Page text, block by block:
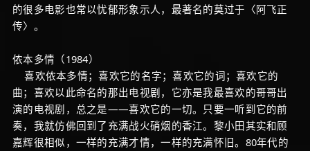
的很多电影也常以忧郁形象示人，最著名的莫过于〈阿飞正
传〉。
侬本多情（1984）
喜欢侬本多情；喜欢它的名字；喜欢它的词；喜欢它的
曲；喜欢以此命名的那出电视剧，它亦是我最喜欢的哥哥出
演的电视剧，总之是——喜欢它的一切。只要一听到它的前
奏，我就仿佛回到了充满战火硝烟的香江。黎小田其实和顾
嘉辉很相似，一样的充满才情，一样的充满怀旧。80年代的